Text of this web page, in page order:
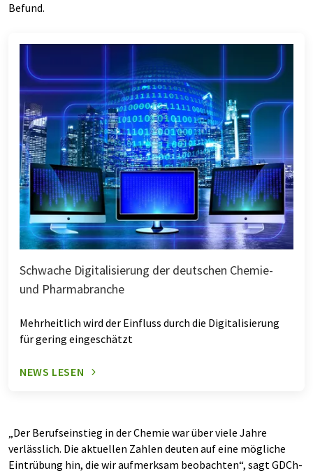
Befund.
Schwache Digitalisierung der deutschen Chemie-
und Pharmabranche
Mehrheitlich wird der Einfluss durch die Digitalisierung
für gering eingeschätzt
NEWS LESEN
„Der Berufseinstieg in der Chemie war über viele Jahre
verlässlich. Die aktuellen Zahlen deuten auf eine mögliche
Eintrübung hin, die wir aufmerksam beobachten“, sagt GDCh-